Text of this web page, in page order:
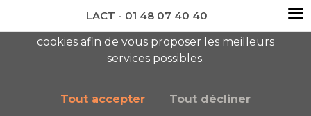
newsletter AC
cookies afin de vous proposer les meilleurs
services possibles.
Tout accepter Tout décliner
LACT - 01 48 07 40 40 ≡